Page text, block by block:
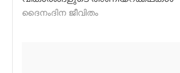
ദൈനംദിന ജീവിതം